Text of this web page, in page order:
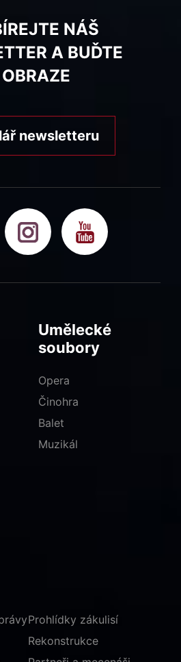
NÁŠ
A BUĎTE
newsletteru
Umělecké
soubory
Opera
Činohra
Balet
Muzikál
Prohlídky zákulisí
Rekonstrukce